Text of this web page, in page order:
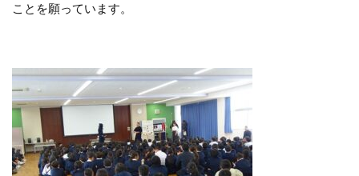
ことを願っています。